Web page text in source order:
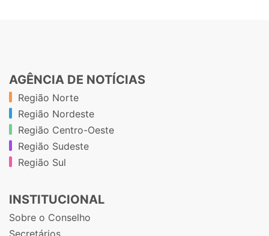
AGÊNCIA DE NOTÍCIAS
Região Norte
Região Nordeste
Região Centro-Oeste
Região Sudeste
Região Sul
INSTITUCIONAL
Sobre o Conselho
Secretários